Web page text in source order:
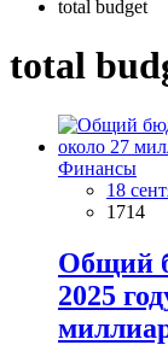
total budget
total
Финансы
18
1714
Общий
2025